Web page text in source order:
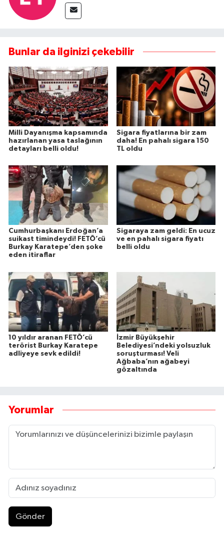
Bunlar da ilginizi çekebilir
Milli Dayanışma kapsamında
hazırlanan yasa taslağının
detayları belli oldu!
Sigara fiyatlarına bir zam
daha! En pahalı sigara 150
TL oldu
Cumhurbaşkanı Erdoğan’a
suikast timindeydi! FETÖ’cü
Burkay Karatepe’den şoke
eden itiraflar
Sigaraya zam geldi: En ucuz
ve en pahalı sigara fiyatı
belli oldu
10 yıldır aranan FETÖ’cü
terörist Burkay Karatepe
adliyeye sevk edildi!
İzmir Büyükşehir
Belediyesi’ndeki yolsuzluk
soruşturması! Veli
Ağbaba’nın ağabeyi
gözaltında
Yorumlar
Gönder